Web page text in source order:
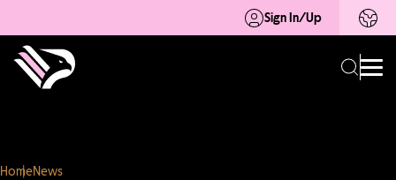
Sign In/Up
HomeNews